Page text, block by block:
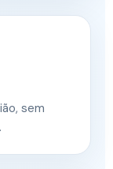
sem